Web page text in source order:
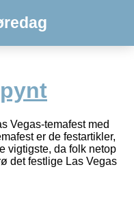
Vegas-temafest med
er de festartikler,
vigtigste, da folk netop
det festlige Las Vegas